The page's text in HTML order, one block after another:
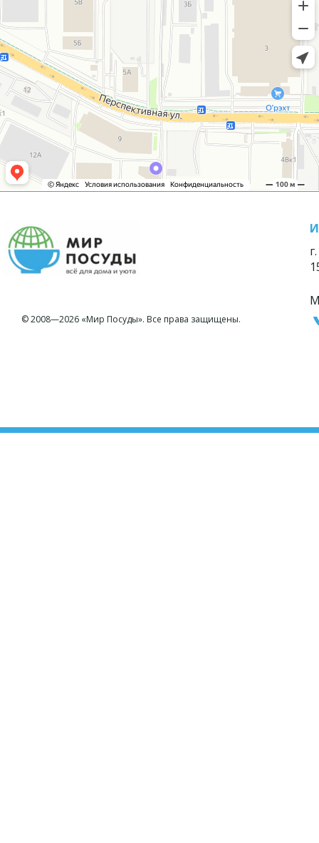
© 2008—2026 «Мир Посуды». Все права защищены.